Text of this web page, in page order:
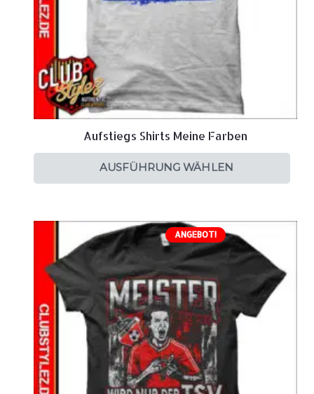
Aufstiegs Shirts Meine Farben
AUSFÜHRUNG WÄHLEN
ANGEBOT!